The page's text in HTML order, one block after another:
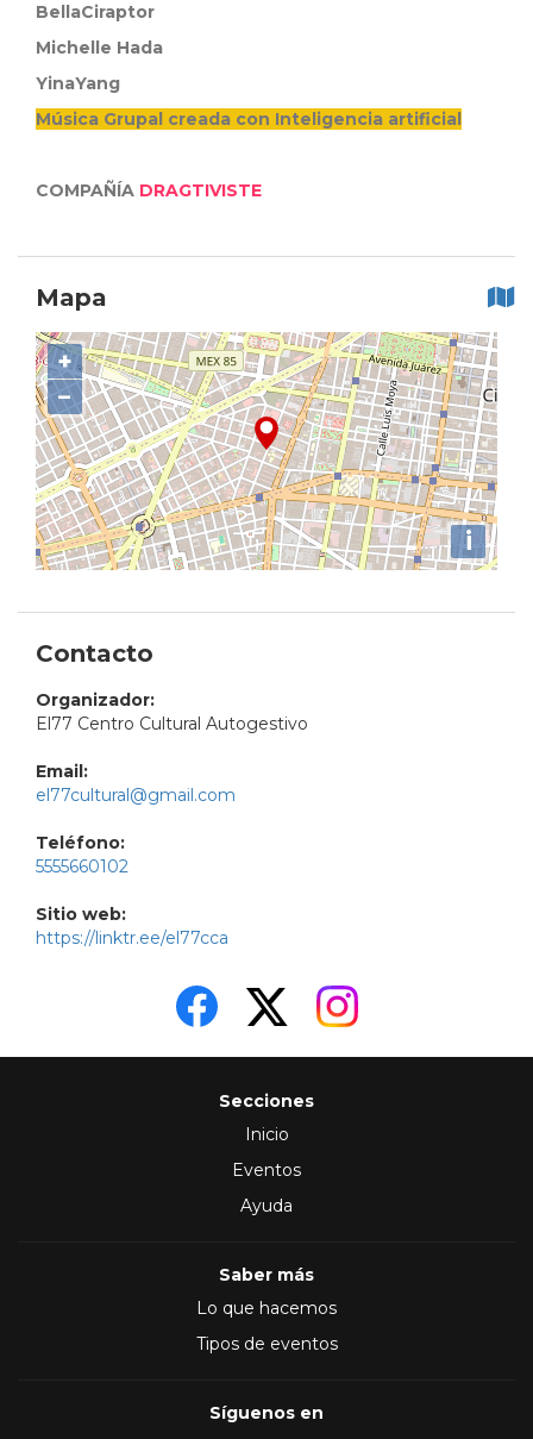
BellaCiraptor
Michelle Hada
YinaYang
Música Grupal creada con Inteligencia artificial
COMPAÑÍA DRAGTIVISTE
Mapa
+
−
i
Contacto
Organizador:
El77 Centro Cultural Autogestivo
Email:
el77cultural@gmail.com
Teléfono:
5555660102
Sitio web:
https://linktr.ee/el77cca
Secciones
Inicio
Eventos
Ayuda
Saber más
Lo que hacemos
Tipos de eventos
Síguenos en